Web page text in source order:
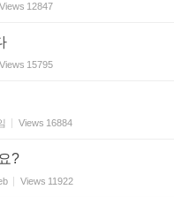
Views 12847
Views 15795
Views 16884
?
Views 11922